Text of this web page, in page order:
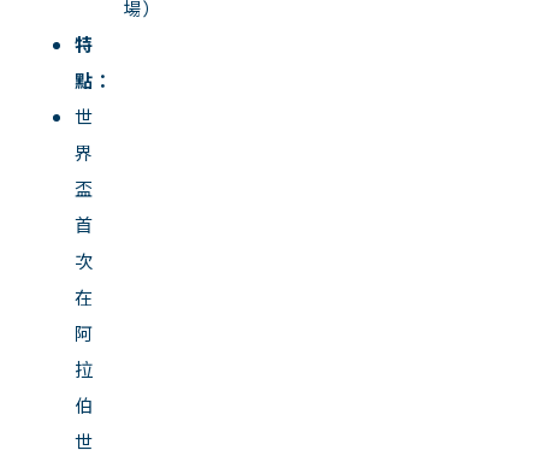
場）
特
點：
世
界
盃
首
次
在
阿
拉
伯
世